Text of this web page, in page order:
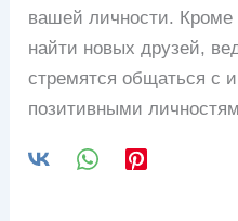
вашей личности. Кроме
найти новых друзей,
стремятся общаться с
позитивными